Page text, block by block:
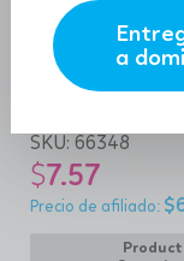
a
SKU: 66348
$7.57
$